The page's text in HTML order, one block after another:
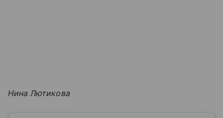
Нина Лютикова